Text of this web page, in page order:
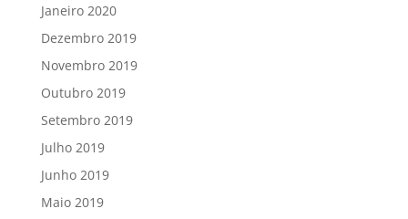
Janeiro 2020
Dezembro 2019
Novembro 2019
Outubro 2019
Setembro 2019
Julho 2019
Junho 2019
Maio 2019